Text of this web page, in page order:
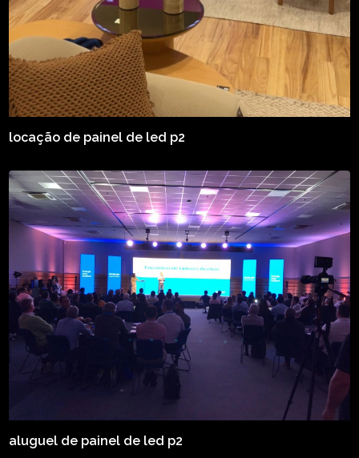
locação de painel de led p2
aluguel de painel de led p2